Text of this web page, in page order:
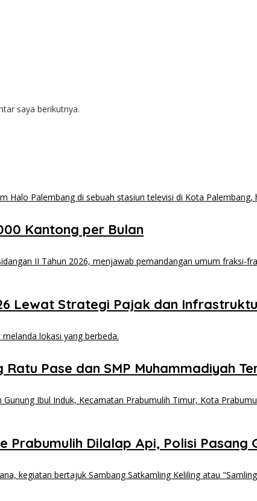
saya berikutnya.
Kantong per Bulan
Lewat Strategi Pajak dan
Pase dan SMP Muhammadiyah
Prabumulih Dilalap Api, Polisi Pasang